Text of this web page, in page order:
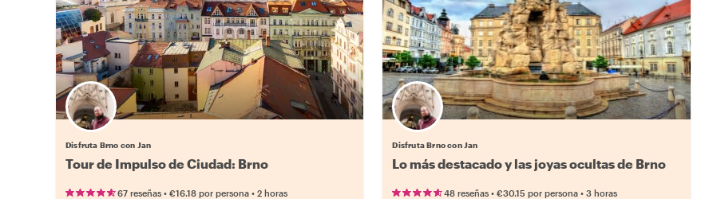
Disfruta Brno con Jan
Tour de Impulso de Ciudad: Brno
67 reseñas • €16.18 por persona • 2 horas
Disfruta Brno con Jan
Lo más destacado y las joyas ocultas de Brno
48 reseñas •€30.15 por persona •3 horas